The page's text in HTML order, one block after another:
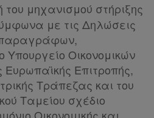
μηχανισμού στήριξης
με τις Δηλώσεις
Υπουργείο Οικονομικών
Ευρωπαϊκής Επιτροπής,
Τράπεζας και του
Ταμείου σχέδιο